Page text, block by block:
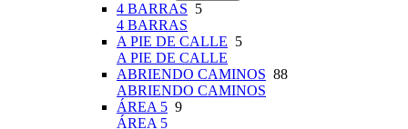
4 BARRAS 5
4 BARRAS
A PIE DE CALLE 5
A PIE DE CALLE
ABRIENDO CAMINOS 88
ABRIENDO CAMINOS
ÁREA 5 9
ÁREA 5